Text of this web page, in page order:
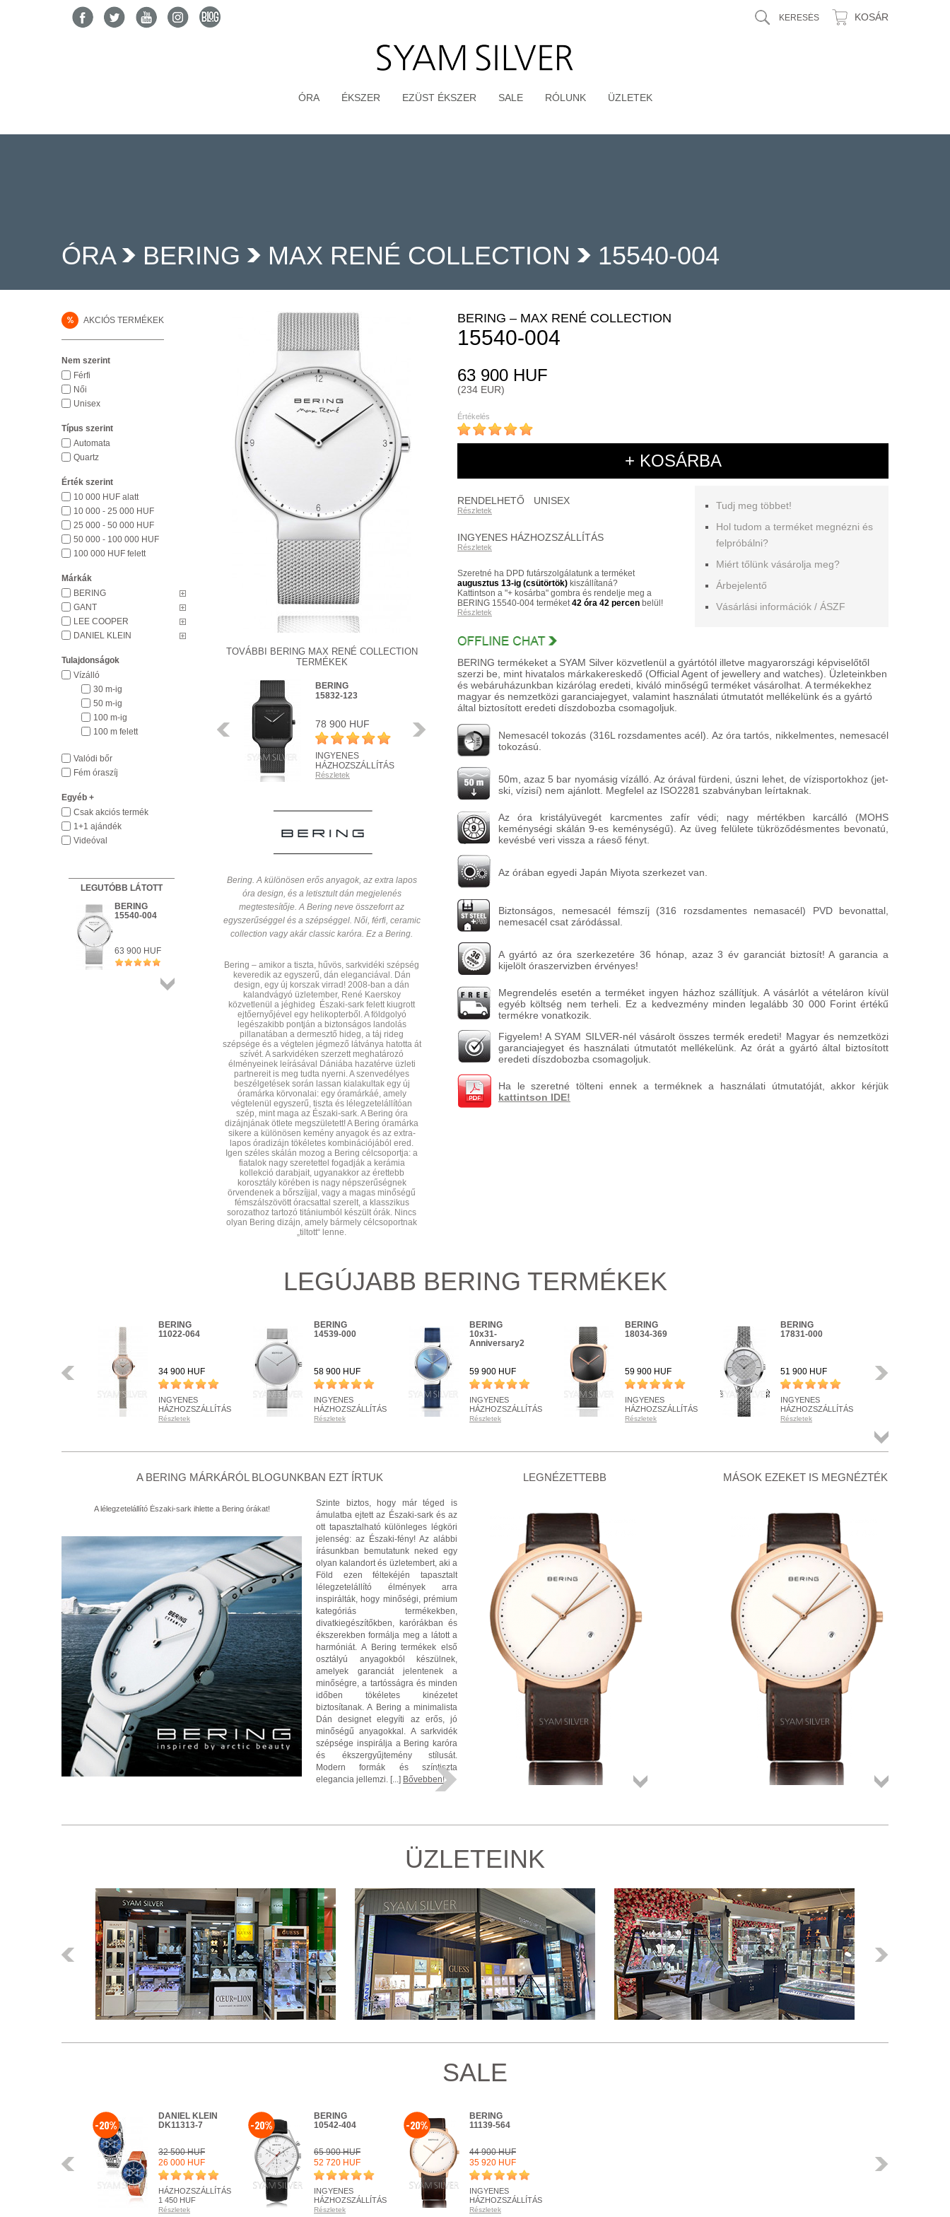
KOSÁR
ÓRA ÉKSZER EZÜST ÉKSZER SALE RÓLUNK ÜZLETEK
ÓRA >
BERING >
MAX RENÉ COLLECTION >
15540-004
% AKCIÓS TERMÉKEK
Nem szerint
Férfi
Női
Unisex
Típus szerint
Automata
Quartz
Érték szerint
10 000 HUF alatt
10 000 - 25 000 HUF
25 000 - 50 000 HUF
50 000 - 100 000 HUF
100 000 HUF felett
Márkák
BERING
GANT
LEE COOPER
DANIEL KLEIN
Tulajdonságok
Vízálló
30 m-ig
50 m-ig
100 m-ig
100 m felett
Valódi bőr
Fém óraszíj
Egyéb +
Csak akciós termék
1+1 ajándék
Videóval
LEGUTÓBB LÁTOTT
BERING
15540-004
63 900 HUF
INGYENES HÁZHOZSZÁLLÍTÁS
+ KOSÁRBA
BERING – MAX RENÉ COLLECTION
15540-004
63 900 HUF
(234 EUR)
Értékelés
+ KOSÁRBA
Tudj meg többet!
Hol tudom a terméket megnézni és
felpróbálni?
Miért tőlünk vásárolja meg?
Árbejelentő
Vásárlási információk / ÁSZF
RENDELHETŐ
Részletek
UNISEX
INGYENES HÁZHOZSZÁLLÍTÁS
Részletek
Szeretné ha DPD futárszolgálatunk a terméket
augusztus 13-ig (csütörtök) kiszállítaná?
Kattintson a "+ kosárba" gombra és rendelje meg a
BERING 15540-004 terméket42 óra 42 percen belül!
Részletek
BERING termékeket a SYAM Silver közvetlenül a gyártótól illetve magyarországi képviselőtől
szerzi be, mint hivatalos márkakereskedő (Official Agent of jewellery and watches). Üzleteinkben
és webáruházunkban kizárólag eredeti, kiváló minőségű terméket vásárolhat. A termékekhez
magyar és nemzetközi garanciajegyet, valamint használati útmutatót mellékelünk és a gyártó
által biztosított eredeti díszdobozba csomagoljuk.
Nemesacél tokozás (316L rozsdamentes acél). Az óra tartós, nikkelmentes, nemesacél
tokozású.
50m, azaz 5 bar nyomásig vízálló. Az órával fürdeni, úszni lehet, de vízisportokhoz (jet-
ski, vízisí) nem ajánlott. Megfelel az ISO2281 szabványban leírtaknak.
Az óra kristályüvegét karcmentes zafír védi; nagy mértékben karcálló (MOHS
keménységi skálán 9-es keménységű). Az üveg felülete tükröződésmentes bevonatú,
kevésbé veri vissza a ráeső fényt.
Az órában egyedi Japán Miyota szerkezet van.
Biztonságos, nemesacél fémszíj (316 rozsdamentes nemasacél) PVD bevonattal,
nemesacél csat záródással.
A gyártó az óra szerkezetére 36 hónap, azaz 3 év garanciát biztosít! A garancia a
kijelölt óraszervizben érvényes!
Megrendelés esetén a terméket ingyen házhoz szállítjuk. A vásárlót a vételáron kívül
egyéb költség nem terheli. Ez a kedvezmény minden legalább 30 000 Forint értékű
termékre vonatkozik.
Figyelem! A SYAM SILVER-nél vásárolt összes termék eredeti! Magyar és nemzetközi
garanciajegyet és használati útmutatót mellékelünk. Az órát a gyártó által biztosított
eredeti díszdobozba csomagoljuk.
Ha le szeretné tölteni ennek a terméknek a használati útmutatóját, akkor kérjük
kattintson IDE!
TOVÁBBI BERING MAX RENÉ COLLECTION
TERMÉKEK
BERING
15540-500
63 900 HUF
INGYENES
Részletek
BERING
15832-123
78 900 HUF
INGYENES
HÁZHOZSZÁLLÍTÁS
Részletek
BERING
15542-404
Részletek
BERING
15832-004
Részletek
Következő
Bering. A különösen erős anyagok, az extra lapos
óra design, és a letisztult dán megjelenés
megtestesítője. A Bering neve összeforrt az
egyszerűséggel és a szépséggel. Női, férfi, ceramic
collection vagy akár classic karóra. Ez a Bering.
Bering – amikor a tiszta, hűvös, sarkvidéki szépség
keveredik az egyszerű, dán eleganciával. Dán
design, egy új korszak virrad! 2008-ban a dán
kalandvágyó üzletember, René Kaerskoy
közvetlenül a jéghideg Északi-sark felett kiugrott
ejtőernyőjével egy helikopterből. A földgolyó
legészakibb pontján a biztonságos landolás
pillanatában a dermesztő hideg, a táj rideg
szépsége és a végtelen jégmező látványa hatotta át
szívét. A sarkvidéken szerzett meghatározó
élményeinek leírásával Dániába hazatérve üzleti
partnereit is meg tudta nyerni. A szenvedélyes
beszélgetések során lassan kialakultak egy új
óramárka körvonalai: egy óramárkáé, amely
végtelenül egyszerű, tiszta és lélegzetelállítóan
szép, mint maga az Északi-sark. A Bering óra
dizájnjának ötlete megszületett! A Bering óramárka
sikere a különösen kemény anyagok és az extra-
lapos óradizájn tökéletes kombinációjából ered.
Igen széles skálán mozog a Bering célcsoportja: a
fiatalok nagy szeretettel fogadják a kerámia
kollekció darabjait, ugyanakkor az érettebb
korosztály körében is nagy népszerűségnek
örvendenek a bőrszíjjal, vagy a magas minőségű
fémszálszövött óracsattal szerelt, a klasszikus
sorozathoz tartozó titániumból készült órák. Nincs
olyan Bering dizájn, amely bármely célcsoportnak
„tiltott“ lenne.
LEGÚJABB BERING TERMÉKEK
BERING
11022-064
34 900 HUF
INGYENES
HÁZHOZSZÁLLÍTÁS
Részletek
+ KOSÁRBA
BERING
14539-000
58 900 HUF
INGYENES
HÁZHOZSZÁLLÍTÁS
Részletek
+ KOSÁRBA
BERING
10x31-
Anniversary2
59 900 HUF
INGYENES
HÁZHOZSZÁLLÍTÁS
Részletek
BERING
18034-369
59 900 HUF
INGYENES
HÁZHOZSZÁLLÍTÁS
Részletek
BERING
17831-000
51 900 HUF
INGYENES
HÁZHOZSZÁLLÍTÁS
Részletek
A BERING MÁRKÁRÓL BLOGUNKBAN EZT ÍRTUK
A lélegzetelállító Északi-sark ihlette a Bering órákat!
Szinte biztos, hogy már téged is
ámulatba ejtett az Északi-sark és az
ott tapasztalható különleges légköri
jelenség: az Északi-fény! Az alábbi
írásunkban bemutatunk neked egy
olyan kalandort és üzletembert, aki a
Föld ezen féltekéjén tapasztalt
lélegzetelállító élmények arra
inspirálták, hogy minőségi, prémium
kategóriás termékekben,
divatkiegészítőkben, karórákban és
ékszerekben formálja meg a látott a
harmóniát. A Bering termékek első
osztályú anyagokból készülnek,
amelyek garanciát jelentenek a
minőségre, a tartósságra és minden
időben tökéletes kinézetet
biztosítanak. A Bering a minimalista
Dán designet elegyíti az erős, jó
minőségű anyagokkal. A sarkvidék
szépsége inspirálja a Bering karóra
és ékszergyűjtemény stílusát.
Modern formák és színtiszta
elegancia jellemzi. [...] Bővebben!
LEGNÉZETTEBB MÁSOK EZEKET IS MEGNÉZTÉK
ÜZLETEINK
Előző
SALE
DANIEL KLEIN
DK11313-7
32 500 HUF
26 000 HUF
-20%
HÁZHOZSZÁLLÍTÁS
1 450 HUF
Részletek
BERING
10542-404
65 900 HUF
52 720 HUF
-20%
INGYENES
HÁZHOZSZÁLLÍTÁS
Részletek
BERING
11139-564
44 900 HUF
35 920 HUF
-20%
INGYENES
HÁZHOZSZÁLLÍTÁS
Részletek